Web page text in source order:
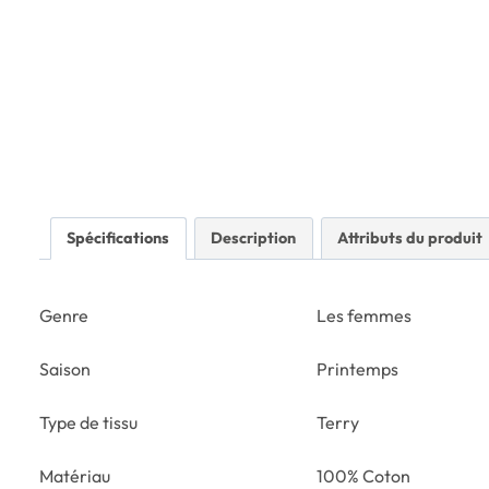
Spécifications Description Attributs du produit
Genre Les femmes
Saison Printemps
Type de tissu Terry
Matériau 100% Coton